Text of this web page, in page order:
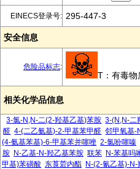
EINECS登录号: 295-447-3
安全信息
危险品标志:
T：有毒物
相关化学品信息
3-氯-N,N-二(2-羟基乙基)苯胺 3-(N,N-二
醛 4-(二乙氨基)-2-甲基苯甲醛 邻甲氧基-
(4-氨基苯基)-6-甲基苯并噻唑 2-氯吩噻嗪
胺 N-乙基-N-羟乙基苯胺 联苯 N-苯基吗
甲基)苯磺酸 东莨菪内酯 N-(2-氰乙基)-N-